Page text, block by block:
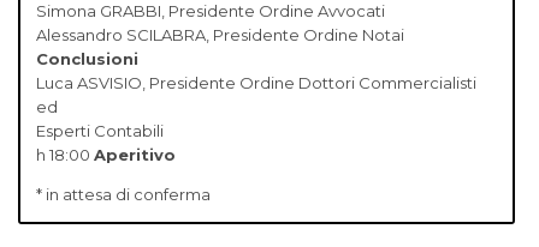
Simona GRABBI, Presidente Ordine Avvocati
Alessandro SCILABRA, Presidente Ordine Notai
Conclusioni
Luca ASVISIO, Presidente Ordine Dottori Commercialisti
ed
Esperti Contabili
h 18:00 Aperitivo
* in attesa di conferma